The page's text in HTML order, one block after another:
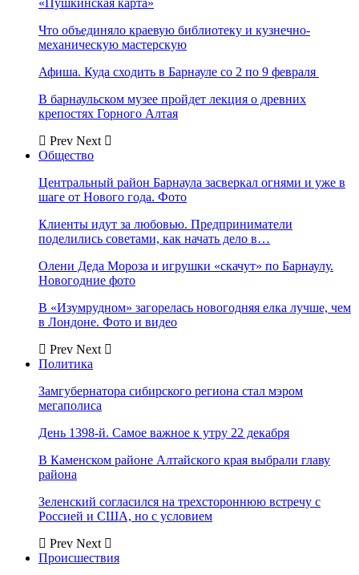
«Пушкинская карта»
Что объединяло краевую библиотеку и кузнечно-
механическую мастерскую
Афиша. Куда сходить в Барнауле со 2 по 9 февраля
В барнаульском музее пройдет лекция о древних
крепостях Горного Алтая
Prev Next
Общество
Центральный район Барнаула засверкал огнями и уже в
шаге от Нового года. Фото
Клиенты идут за любовью. Предприниматели
поделились советами, как начать дело в…
Олени Деда Мороза и игрушки «скачут» по Барнаулу.
Новогодние фото
В «Изумрудном» загорелась новогодняя елка лучше, чем
в Лондоне. Фото и видео
Prev Next
Политика
Замгубернатора сибирского региона стал мэром
мегаполиса
День 1398-й. Самое важное к утру 22 декабря
В Каменском районе Алтайского края выбрали главу
района
Зеленский согласился на трехстороннюю встречу с
Россией и США, но с условием
Prev Next
Происшествия